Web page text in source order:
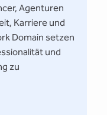
Agenturen
Karriere und
Domain setzen
und
zu